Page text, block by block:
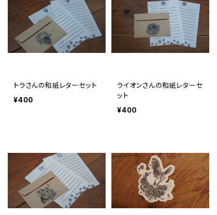
トラさんの和紙レターセット
¥400
ライオンさんの和紙レターセ
ット
¥400